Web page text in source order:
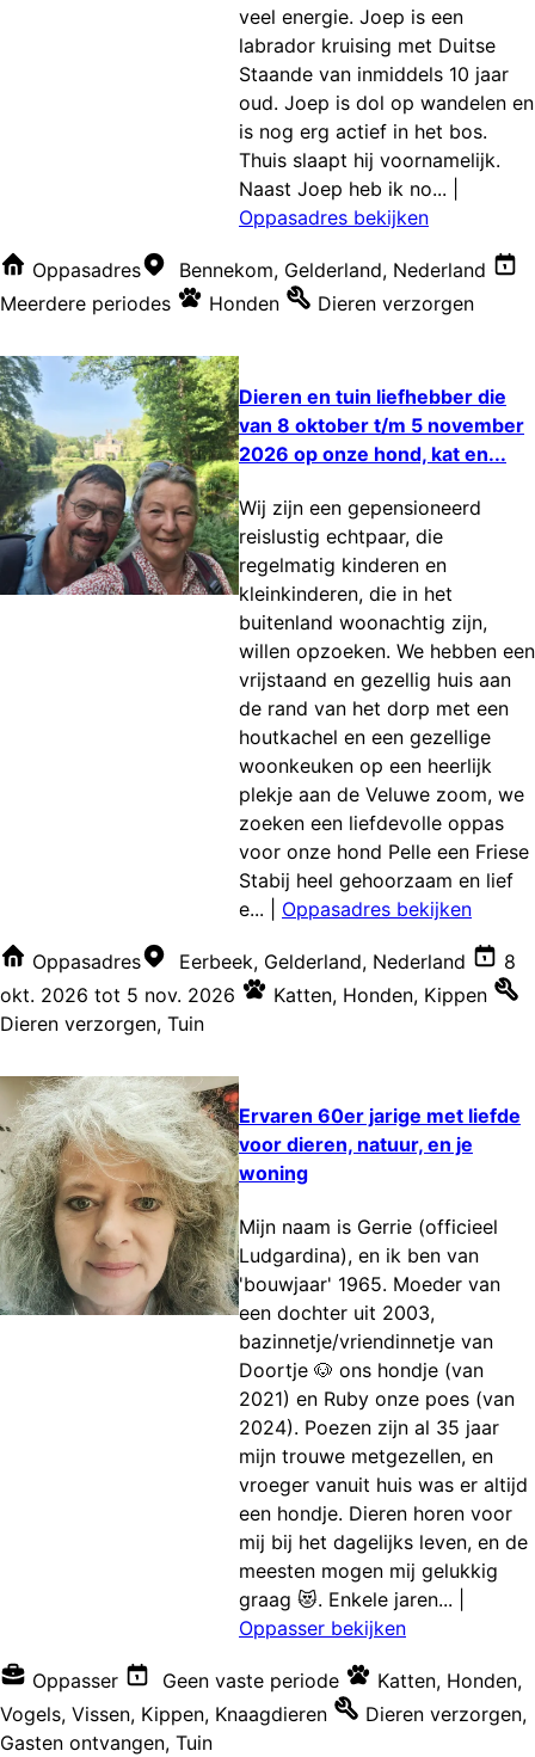
veel energie. Joep is een
labrador kruising met Duitse
Staande van inmiddels 10 jaar
oud. Joep is dol op wandelen en
is nog erg actief in het bos.
Thuis slaapt hij voornamelijk.
Naast Joep heb ik no...
Oppasadres bekijken
Oppasadres
Bennekom, Gelderland, Nederland
Meerdere periodes
Honden Dieren verzorgen
Dieren en tuin liefhebber die
van 8 oktober t/m 5 november
2026 op onze hond, kat en...
Wij zijn een gepensioneerd
reislustig echtpaar, die
regelmatig kinderen en
kleinkinderen, die in het
buitenland woonachtig zijn,
willen opzoeken. We hebben een
vrijstaand en gezellig huis aan
de rand van het dorp met een
houtkachel en een gezellige
woonkeuken op een heerlijk
plekje aan de Veluwe zoom, we
zoeken een liefdevolle oppas
voor onze hond Pelle een Friese
Stabij heel gehoorzaam en lief
e...
Oppasadres bekijken
Oppasadres Eerbeek, Gelderland, Nederland
8
okt. 2026 tot 5 nov. 2026 Katten, Honden, Kippen
Dieren verzorgen, Tuin
Ervaren 60er jarige met liefde
voor dieren, natuur, en je
woning
Mijn naam is Gerrie (officieel
Ludgardina), en ik ben van
'bouwjaar' 1965. Moeder van
een dochter uit 2003,
bazinnetje/vriendinnetje van
Doortje 🐶 ons hondje (van
2021) en Ruby onze poes (van
2024). Poezen zijn al 35 jaar
mijn trouwe metgezellen, en
vroeger vanuit huis was er altijd
een hondje. Dieren horen voor
mij bij het dagelijks leven, en de
meesten mogen mij gelukkig
graag 😻. Enkele jaren...
Oppasser bekijken
Oppasser Geen vaste periode Katten, Honden,
Vogels, Vissen, Kippen, Knaagdieren Dieren verzorgen,
Gasten ontvangen, Tuin